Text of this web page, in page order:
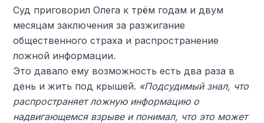
Суд приговорил Олега к трём годам и двум
месяцам заключения за разжигание
общественного страха и распространение
ложной информации.
Это давало ему возможность есть два раза в
день и жить под крышей. «Подсудимый знал, что
распространяет ложную информацию о
надвигающемся взрыве и понимал, что это может